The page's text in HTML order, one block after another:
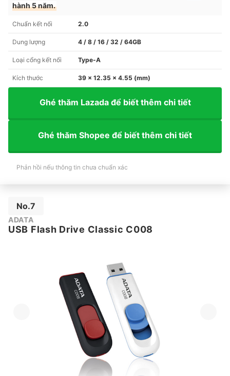
hành 5 năm.
Chuẩn kết nối 2.0
Dung lượng 4 / 8 / 16 / 32 / 64GB
Loại cổng kết nối Type-A
Kích thước 39 x 12.35 x 4.55 (mm)
Ghé thăm Lazada để biết thêm chi tiết
Ghé thăm Shopee để biết thêm chi tiết
Phản hồi nếu thông tin chưa chuẩn xác
No.7
ADATA
USB Flash Drive Classic C008